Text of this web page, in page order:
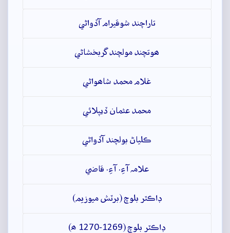
تاراچند شوقيرام آڏواڻي
ھوتچند مولچند گربخشاڻي
غلام محمد شاھواڻي
محمد عثمان ڏيپلائي
ڪلياڻ بولچند آڏواڻي
علامہ آءِ. آءِ. قاضي
ڊاڪٽر بلوچ (برٽش ميوزيم)
ڊاڪٽر بلوچ (1269-1270 ھ)